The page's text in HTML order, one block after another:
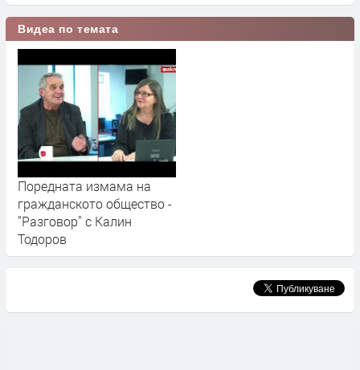
Видеа по темата
Поредната измама на
гражданското общество -
"Разговор" с Калин
Тодоров